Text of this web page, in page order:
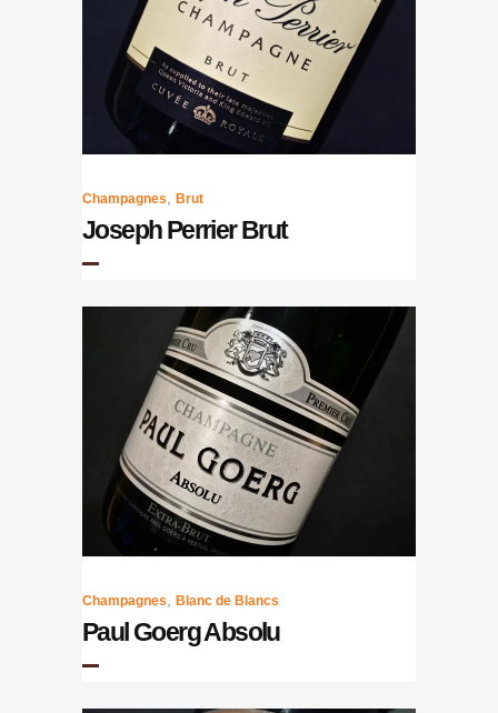
Champagnes, Brut
Joseph Perrier Brut
Champagnes, Blanc de Blancs
Paul Goerg Absolu